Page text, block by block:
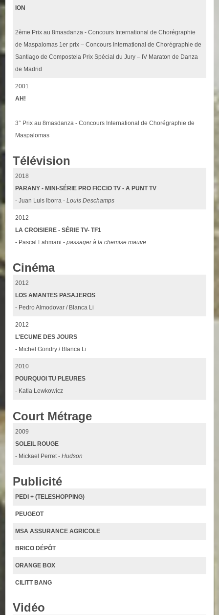
ION
2ème Prix au 8masdanza - Concours International de Chorégraphie
de Maspalomas 1er prix – Concours International de Chorégraphie de
Santiago de Compostela Prix Spécial du Jury – IV Maraton de Danza
de Madrid
2001
AH!
3° Prix au 8masdanza - Concours International de Chorégraphie de
Maspalomas
Télévision
2018
PARANY - MINI-SÉRIE PRO FICCIO TV - A PUNT TV
- Juan Luis Iborra -Louis Deschamps
2012
LA CROISIERE - SÉRIE TV- TF1
- Pascal Lahmani -passager à la chemise mauve
Cinéma
2012
LOS AMANTES PASAJEROS
- Pedro Almodovar / Blanca Li
2012
L'ECUME DES JOURS
- Michel Gondry / Blanca Li
2010
POURQUOI TU PLEURES
- Katia Lewkowicz
Court Métrage
2009
SOLEIL ROUGE
- Mickael Perret -Hudson
Publicité
PEDI + (TELESHOPPING)
PEUGEOT
MSA ASSURANCE AGRICOLE
BRICO DÉPÔT
ORANGE BOX
CILITT BANG
Vidéo